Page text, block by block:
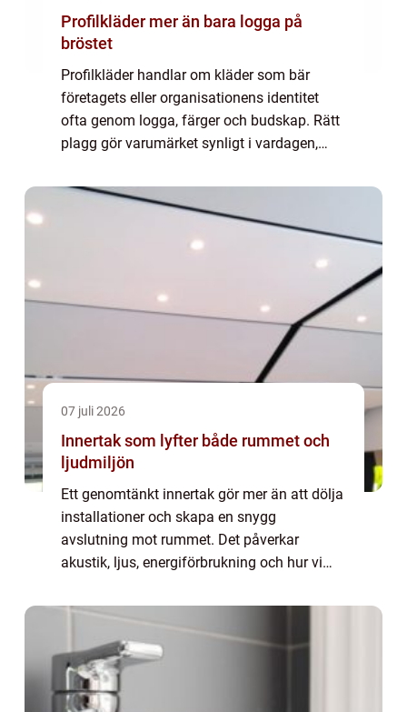
Profilkläder mer än bara logga på
bröstet
Profilkläder handlar om kläder som bär
företagets eller organisationens identitet
ofta genom logga, färger och budskap. Rätt
plagg gör varumärket synligt i vardagen,
känslan av samhörighet internt. När
07 juli 2026
Innertak som lyfter både rummet och
ljudmiljön
Ett genomtänkt innertak gör mer än att dölja
installationer och skapa en snygg
avslutning mot rummet. Det påverkar
akustik, ljus, energiförbrukning och hur vi
butiker och offentliga lokaler har valet av i...